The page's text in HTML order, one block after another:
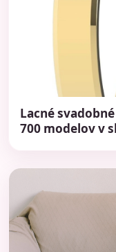
Lacné
700 modelov v